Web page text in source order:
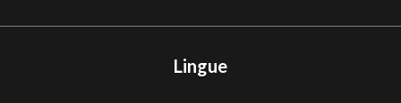
Lingue